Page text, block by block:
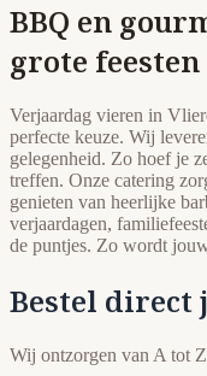
BBQ en
grote
Verjaardag vieren in
perfecte keuze. Wij
gelegenheid. Zo hoef je
treffen. Onze catering
genieten van heerlijke
verjaardagen,
de puntjes. Zo wordt
Bestel direct
Wij ontzorgen van A tot